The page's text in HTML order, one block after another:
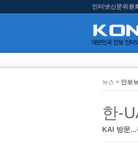
인터넷신문위원
뉴스 > 안보
한-
KAI 방문